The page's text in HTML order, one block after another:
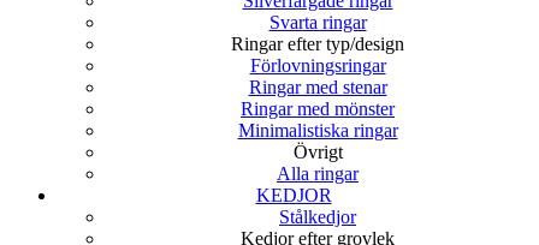
Svarta ringar
Ringar efter typ/design
Förlovningsringar
Ringar med stenar
Ringar med mönster
Minimalistiska ringar
Övrigt
Alla ringar
KEDJOR
Stålkedjor
Kedjor efter grovlek